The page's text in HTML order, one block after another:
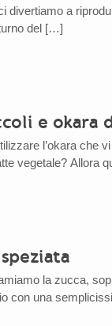
divertiamo a
del […]
e okara
l’okara che
vegetale? Allora
la zucca,
con una